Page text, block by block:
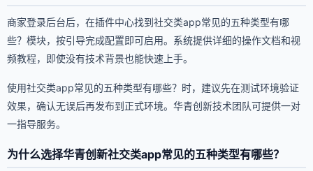
商家登录后台后，在插件中心找到社交类app常见的五种类型有哪
些？模块，按引导完成配置即可启用。系统提供详细的操作文档和视
频教程，即使没有技术背景也能快速上手。
使用社交类app常见的五种类型有哪些？时，建议先在测试环境验证
效果，确认无误后再发布到正式环境。华青创新技术团队可提供一对
一指导服务。
为什么选择华青创新社交类app常见的五种类型有哪些？